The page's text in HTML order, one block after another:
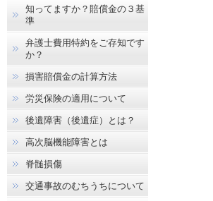
知ってますか？賠償金の３基
準
弁護士費用特約をご存知です
か？
損害賠償金の計算方法
労災保険の適用について
後遺障害（後遺症）とは？
高次脳機能障害とは
脊髄損傷
交通事故のむちうちについて